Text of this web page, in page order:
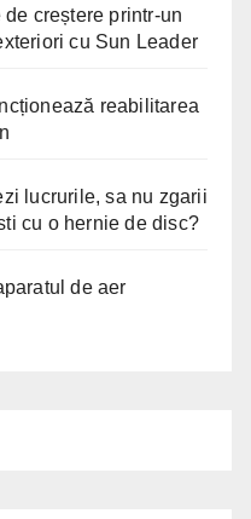
creștere printr-un
cu Sun Leader
reabilitarea
lucrurile, sa nu zgarii
cu o hernie de disc?
de aer